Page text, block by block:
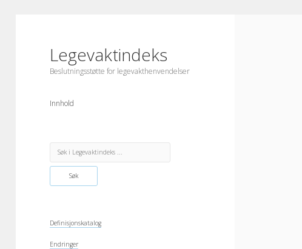
Legevaktindeks
Beslutningsstøtte for legevakthenvendelser
Innhold
Sidebar
Search
Definisjonskatalog
Endringer